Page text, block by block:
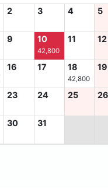
2 3 4 5
9 10
42,800
11 12
16 17 18
42,800
19
23 24 25
30 31